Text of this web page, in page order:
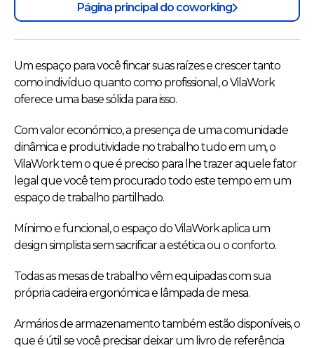
Página principal do coworking
Um espaço para você fincar suas raízes e crescer tanto
como indivíduo quanto como profissional, o VilaWork
oferece uma base sólida para isso.
Com valor económico, a presença de uma comunidade
dinâmica e produtividade no trabalho tudo em um, o
VilaWork tem o que é preciso para lhe trazer aquele fator
legal que você tem procurado todo este tempo em um
espaço de trabalho partilhado.
Mínimo e funcional, o espaço do VilaWork aplica um
design simplista sem sacrificar a estética ou o conforto.
Todas as mesas de trabalho vêm equipadas com sua
própria cadeira ergonómica e lâmpada de mesa.
Armários de armazenamento também estão disponíveis, o
que é útil se você precisar deixar um livro de referência